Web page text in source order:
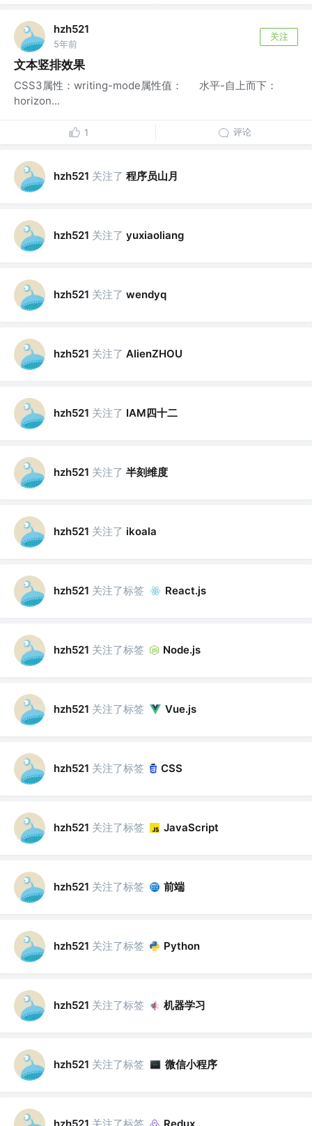
hzh521
5年前
关注
文本竖排效果
CSS3属性：writing-mode属性值： 水平-自上而下：
horizon...
1 评论
hzh521 关注了 程序员山月
hzh521 关注了 yuxiaoliang
hzh521 关注了 wendyq
hzh521 关注了 AlienZHOU
hzh521 关注了 IAM四十二
hzh521 关注了 半刻维度
hzh521 关注了 ikoala
hzh521 关注了标签 React.js
hzh521 关注了标签 Node.js
hzh521 关注了标签 Vue.js
hzh521 关注了标签 CSS
hzh521 关注了标签 JavaScript
hzh521 关注了标签 前端
hzh521 关注了标签 Python
hzh521 关注了标签 机器学习
hzh521 关注了标签 微信小程序
关注了标签